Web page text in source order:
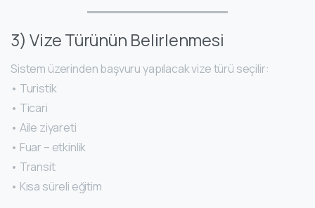
3) Vize Türünün Belirlenmesi
Sistem üzerinden başvuru yapılacak vize türü seçilir:
• Turistik
• Ticari
• Aile ziyareti
• Fuar – etkinlik
• Transit
• Kısa süreli eğitim